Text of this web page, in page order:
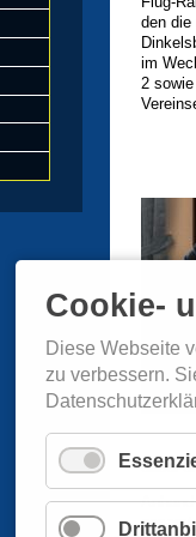
den die
im
2
dabei
Cookie-
Diese Webseite
zu verbessern.